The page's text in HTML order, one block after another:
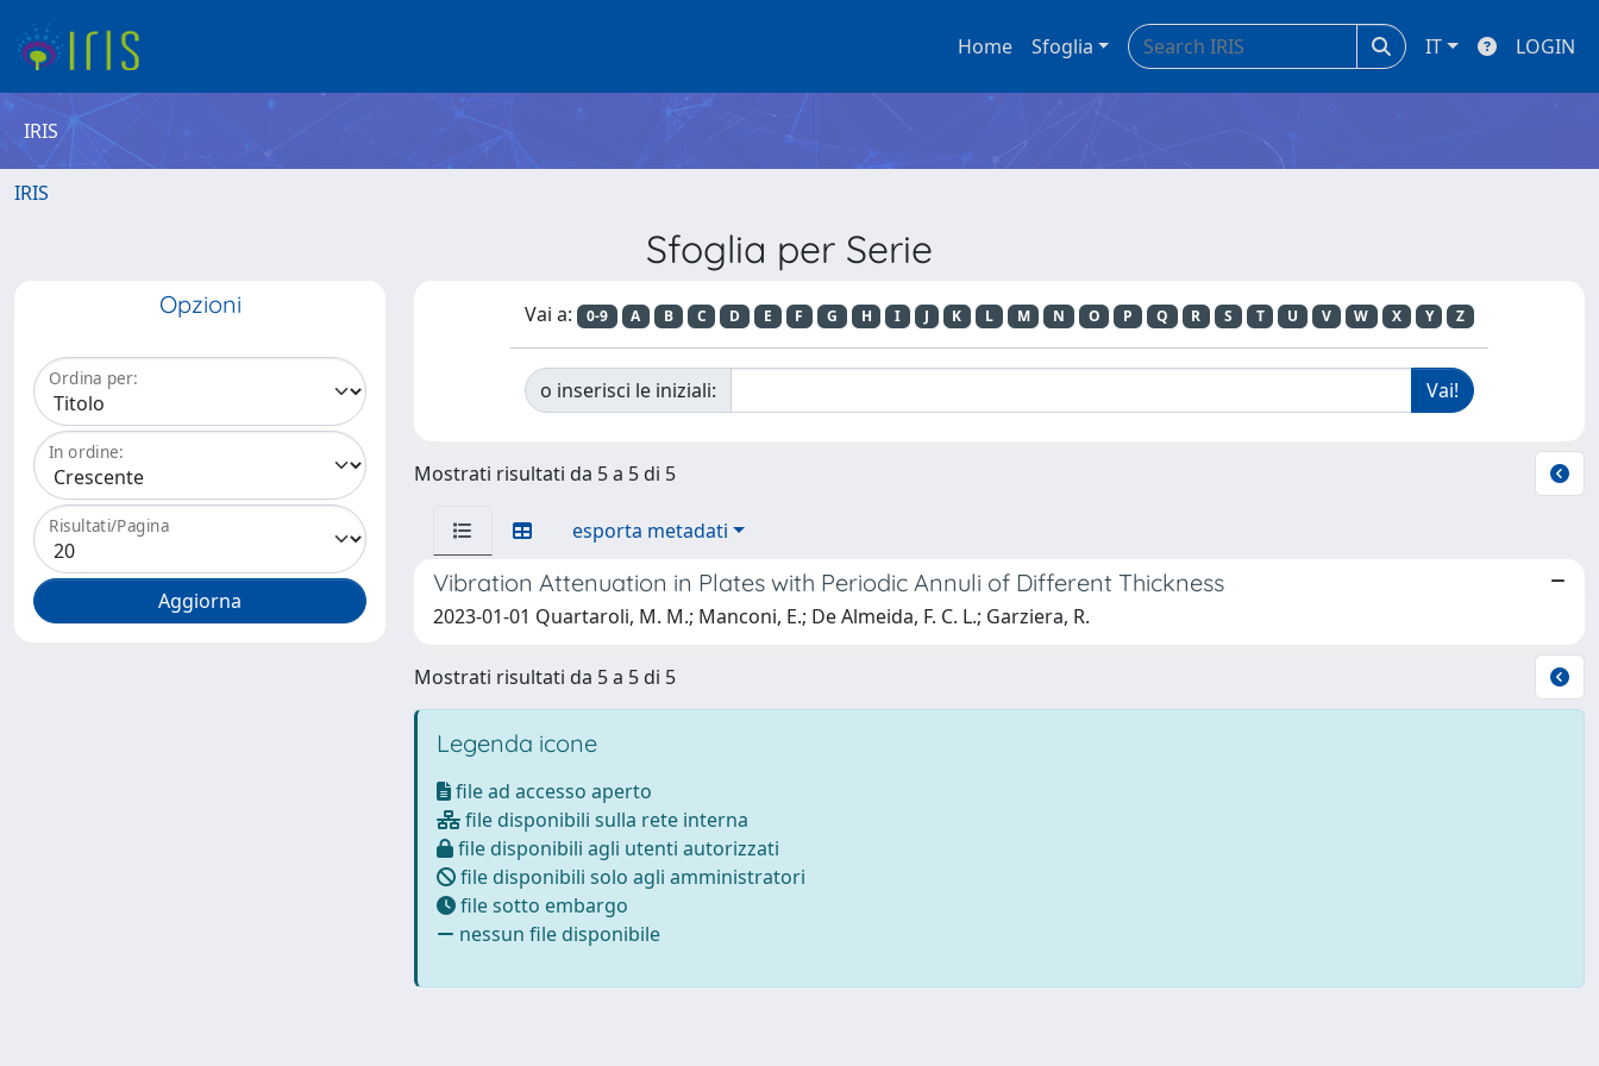
Home Sfoglia IT LOGIN
IRIS
IRIS
Sfoglia per Serie
Opzioni
Ordina per:
In ordine:
Risultati/Pagina
Vai a: 0-9 A B C D E F G H I J K L M N O P Q R S T U V W X Y Z
o inserisci le iniziali:
Mostrati risultati da 5 a 5 di 5
esporta metadati
Vibration Attenuation in Plates with Periodic Annuli of Different Thickness
2023-01-01 Quartaroli, M. M.; Manconi, E.; De Almeida, F. C. L.; Garziera, R.
Mostrati risultati da 5 a 5 di 5
Legenda icone
file ad accesso aperto
file disponibili sulla rete interna
file disponibili agli utenti autorizzati
file disponibili solo agli amministratori
file sotto embargo
nessun file disponibile